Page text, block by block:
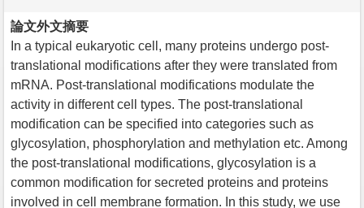
論文外文摘要
In a typical eukaryotic cell, many proteins undergo post-
translational modifications after they were translated from
mRNA. Post-translational modifications modulate the
activity in different cell types. The post-translational
modification can be specified into categories such as
glycosylation, phosphorylation and methylation etc. Among
the post-translational modifications, glycosylation is a
common modification for secreted proteins and proteins
involved in cell membrane formation. In this study, we use